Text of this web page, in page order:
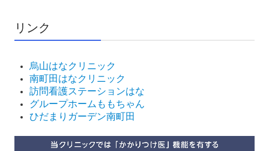
リンク
烏山はなクリニック
南町田はなクリニック
訪問看護ステーションはな
グループホームももちゃん
ひだまりガーデン南町田